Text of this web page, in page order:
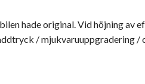
hade original. Vid höjning av
/